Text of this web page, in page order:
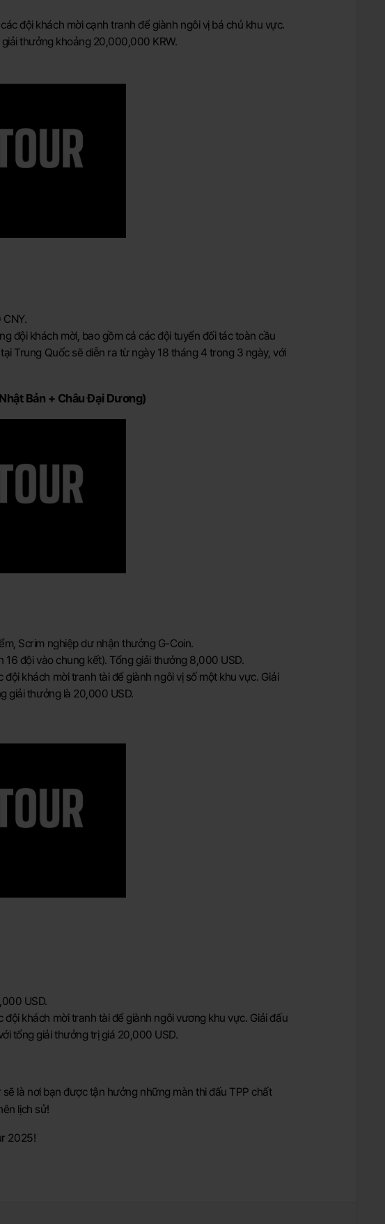
đội khách mời cạnh tranh để giành ngôi vị bá chủ khu vực.
thưởng khoảng 20,000,000 KRW.
đội khách mời, bao gồm cả các đội tuyển đối tác toàn cầu
Trung Quốc sẽ diễn ra từ ngày 18 tháng 4 trong 3 ngày, với
Bản + Châu Đại Dương)
Scrim nghiệp dư nhận thưởng G-Coin.
16 đội vào chung kết). Tổng giải thưởng 8,000 USD.
khách mời tranh tài để giành ngôi vị số một khu vực. Giải
giải thưởng là 20,000 USD.
USD.
khách mời tranh tài để giành ngôi vương khu vực. Giải đấu
tổng giải thưởng trị giá 20,000 USD.
là nơi bạn được tận hưởng những màn thi đấu TPP chất
lịch sử!
2025!